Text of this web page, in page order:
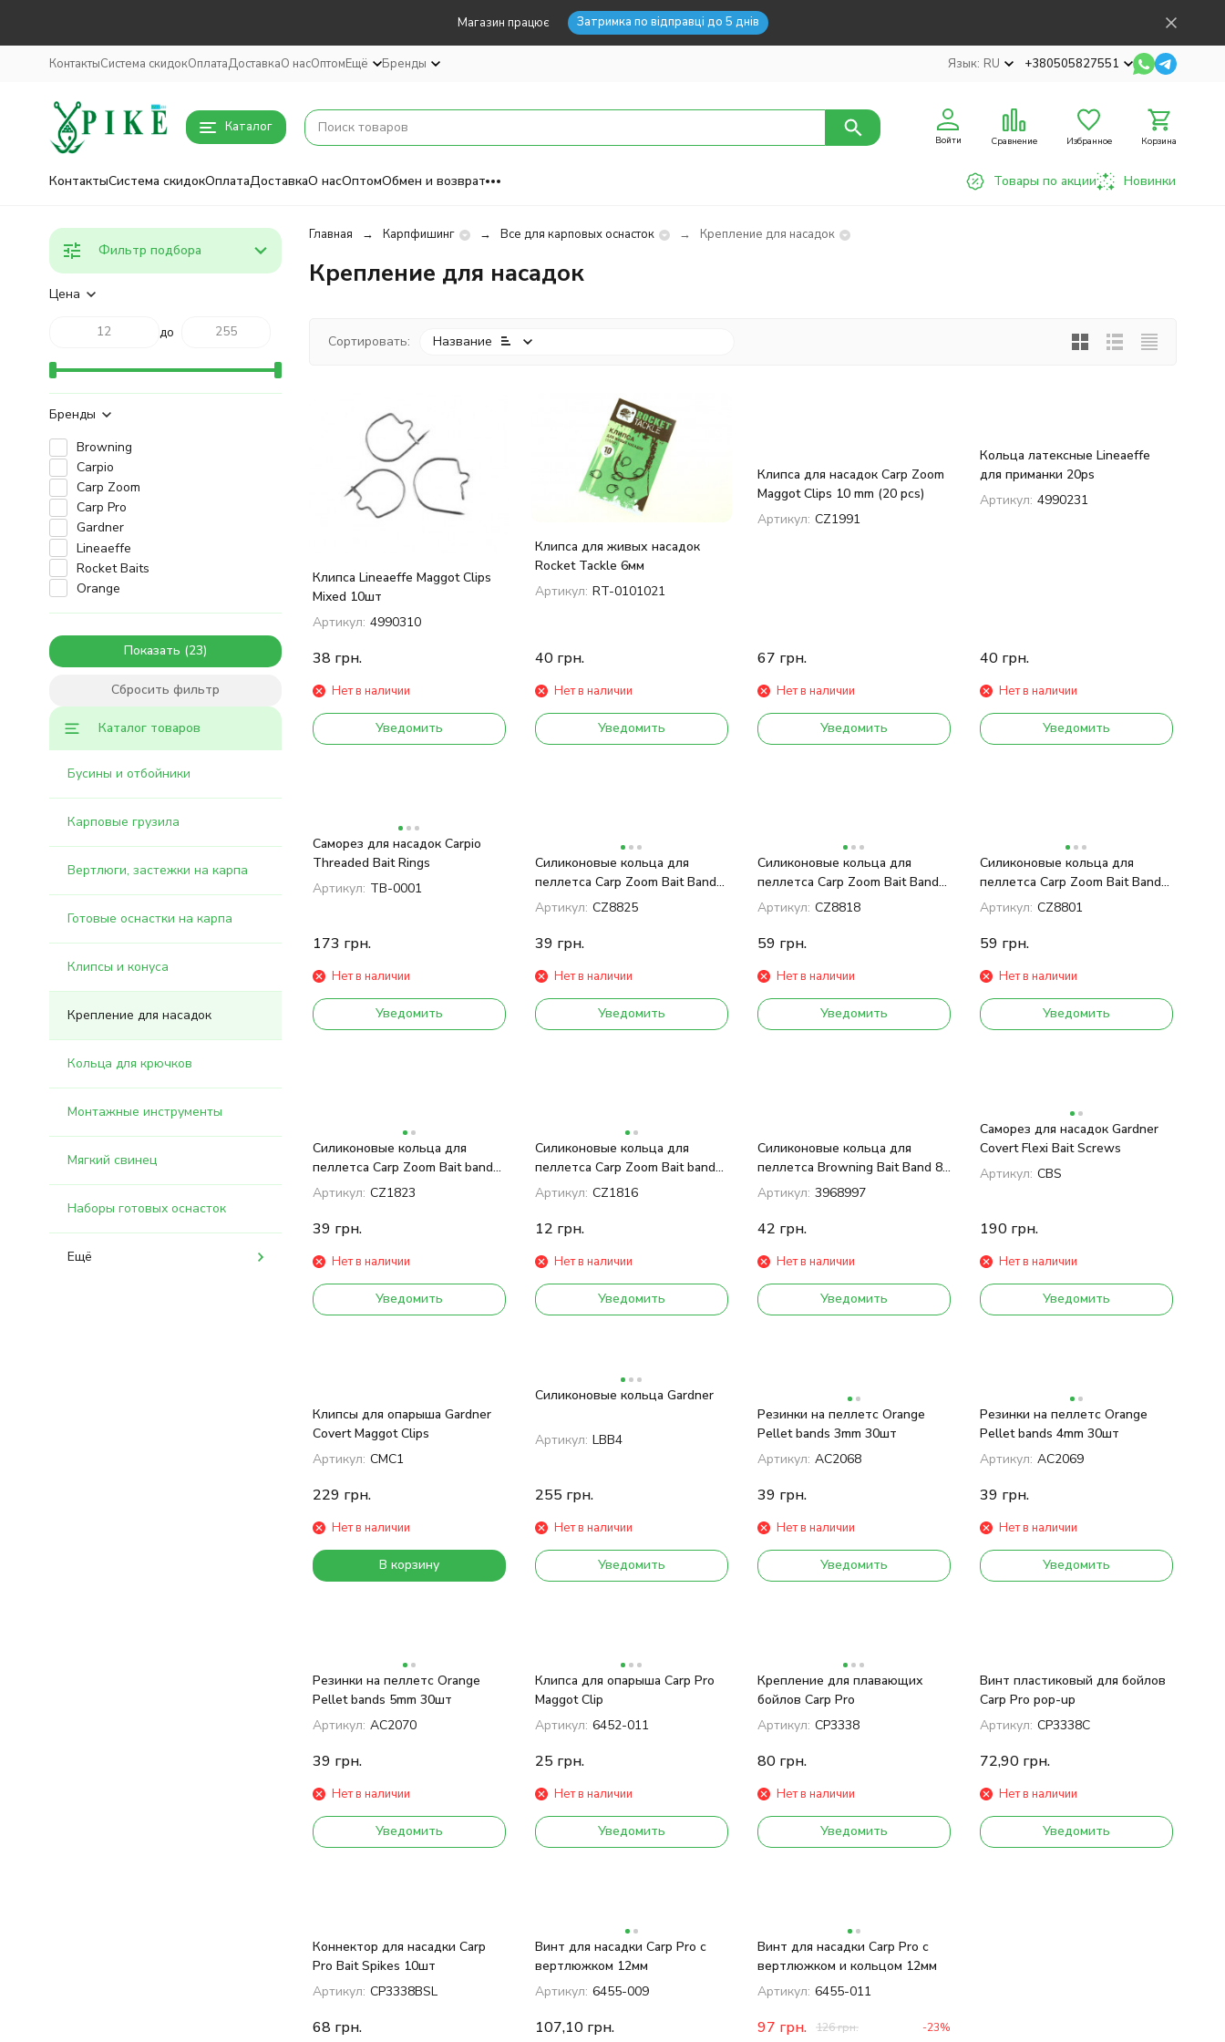
Магазин працює Затримка по відправці до 5 днів
КонтактыСистема скидокОплатаДоставкаО насОптомЕщё Бренды Язык: RU +380505827551
Каталог
Войти Сравнение Избранное Корзина
КонтактыСистема скидокОплатаДоставкаО насОптомОбмен и возврат Товары по акции Новинки
Главная Карпфишинг Все для карповых оснасток Крепление для насадок
Крепление для насадок
Сортировать: Название
покупателей
Клипса Lineaeffe Maggot Clips
Mixed 10шт
Артикул: 4990310
38 грн.
Нет в наличии
Уведомить
Клипса для живых насадок
Rocket Tackle 6мм
Артикул: RT-0101021
40 грн.
Нет в наличии
Уведомить
Клипса для насадок Carp Zoom
Maggot Clips 10 mm (20 pcs)
Артикул: CZ1991
67 грн.
Нет в наличии
Уведомить
Кольца латексные Lineaeffe
для приманки 20ps
Артикул: 4990231
40 грн.
Нет в наличии
Уведомить
Саморез для насадок Carpio
Threaded Bait Rings
Артикул: TB-0001
173 грн.
Нет в наличии
Уведомить
Силиконовые кольца для
пеллетса Carp Zoom Bait Band
large
Артикул: CZ8825
39 грн.
Нет в наличии
Уведомить
Силиконовые кольца для
пеллетса Carp Zoom Bait Band
middle
Артикул: CZ8818
59 грн.
Нет в наличии
Уведомить
Силиконовые кольца для
пеллетса Carp Zoom Bait Band
small
Артикул: CZ8801
59 грн.
Нет в наличии
Уведомить
Силиконовые кольца для
пеллетса Carp Zoom Bait bands
10 mm (30 pcs)
Артикул: CZ1823
39 грн.
Нет в наличии
Уведомить
Силиконовые кольца для
пеллетса Carp Zoom Bait bands
7 mm (30 pcs)
Артикул: CZ1816
12 грн.
Нет в наличии
Уведомить
Силиконовые кольца для
пеллетса Browning Bait Band 8-
12mm
Артикул: 3968997
42 грн.
Нет в наличии
Уведомить
Саморез для насадок Gardner
Covert Flexi Bait Screws
Артикул: CBS
190 грн.
Нет в наличии
Уведомить
Клипсы для опарыша Gardner
Covert Maggot Clips
Артикул: CMC1
229 грн.
Нет в наличии
В корзину
Силиконовые кольца Gardner
Артикул: LBB4
255 грн.
Нет в наличии
Уведомить
Резинки на пеллетс Orange
Pellet bands 3mm 30шт
Артикул: AC2068
39 грн.
Нет в наличии
Уведомить
Резинки на пеллетс Orange
Pellet bands 4mm 30шт
Артикул: AC2069
39 грн.
Нет в наличии
Уведомить
Резинки на пеллетс Orange
Pellet bands 5mm 30шт
Артикул: AC2070
39 грн.
Нет в наличии
Уведомить
Клипса для опарыша Carp Pro
Maggot Clip
Артикул: 6452-011
25 грн.
Нет в наличии
Уведомить
Крепление для плавающих
бойлов Carp Pro
Артикул: CP3338
80 грн.
Нет в наличии
Уведомить
Винт пластиковый для бойлов
Carp Pro pop-up
Артикул: CP3338C
72,90 грн.
Нет в наличии
Уведомить
Коннектор для насадки Carp
Pro Bait Spikes 10шт
Артикул: CP3338BSL
68 грн.
Винт для насадки Carp Pro с
вертлюжком 12мм
Артикул: 6455-009
107,10 грн.
Винт для насадки Carp Pro с
вертлюжком и кольцом 12мм
Артикул: 6455-011
97 грн. 126грн. -23%
Фильтр подбора
Цена
до
Бренды
Browning
Carpio
Carp Zoom
Carp Pro
Gardner
Lineaeffe
Rocket Baits
Orange
Показать
Сбросить фильтр
Каталог товаров
Бусины и отбойники
Карповые грузила
Вертлюги, застежки на карпа
Готовые оснастки на карпа
Клипсы и конуса
Крепление для насадок
Кольца для крючков
Монтажные инструменты
Мягкий свинец
Наборы готовых оснасток
Ещё